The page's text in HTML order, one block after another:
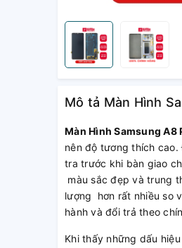
Mô tả Màn Hình
Màn Hình Samsung A8
nên độ tương thích
tra trước khi bàn giao
màu sắc đẹp và trung
lượng hơn rất nhiều so
hành và đổi trả theo
Khi thấy những dấu